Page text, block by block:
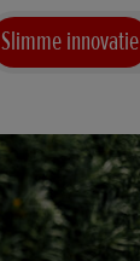
Slimme innovatie